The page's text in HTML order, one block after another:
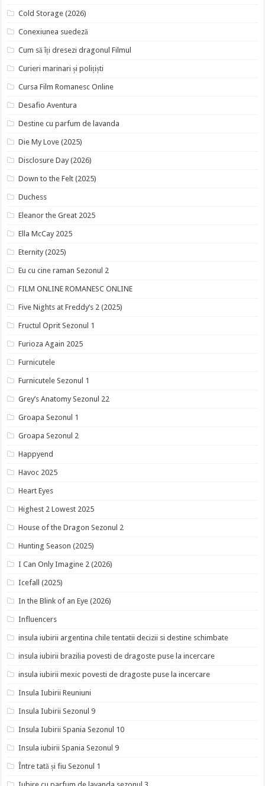
Cold Storage (2026)
Conexiunea suedeză
Cum să îți dresezi dragonul Filmul
Curieri marinari și polițiști
Cursa Film Romanesc Online
Desafio Aventura
Destine cu parfum de lavanda
Die My Love (2025)
Disclosure Day (2026)
Down to the Felt (2025)
Duchess
Eleanor the Great 2025
Ella McCay 2025
Eternity (2025)
Eu cu cine raman Sezonul 2
FILM ONLINE ROMANESC ONLINE
Five Nights at Freddy’s 2 (2025)
Fructul Oprit Sezonul 1
Furioza Again 2025
Furnicutele
Furnicutele Sezonul 1
Grey’s Anatomy Sezonul 22
Groapa Sezonul 1
Groapa Sezonul 2
Happyend
Havoc 2025
Heart Eyes
Highest 2 Lowest 2025
House of the Dragon Sezonul 2
Hunting Season (2025)
I Can Only Imagine 2 (2026)
Icefall (2025)
In the Blink of an Eye (2026)
Influencers
insula iubirii argentina chile tentatii decizii si destine schimbate
insula iubirii brazilia povesti de dragoste puse la incercare
insula iubirii mexic povesti de dragoste puse la incercare
Insula Iubirii Reuniuni
Insula Iubirii Sezonul 9
Insula Iubirii Spania Sezonul 10
Insula iubirii Spania Sezonul 9
Între tată și fiu Sezonul 1